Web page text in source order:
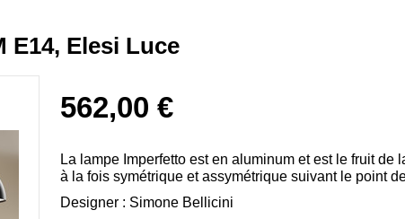
E14, Elesi Luce
562,00 €
La lampe Imperfetto est en aluminum et est le fruit de
à la fois symétrique et assymétrique suivant le point
Designer : Simone Bellicini